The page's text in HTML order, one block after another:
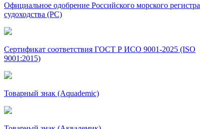
Официальное одобрение Российского морского регистра
судоходства (РС)
Сертификат соответствия ГОСТ Р ИСО 9001-2025 (ISO
9001:2015)
Товарный знак (Aquademic)